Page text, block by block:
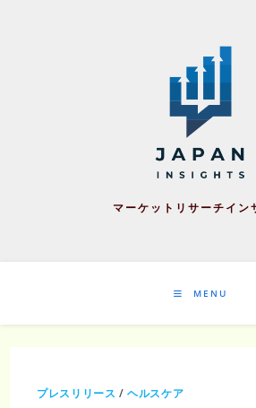
マーケットリサーチイン
MENU
プレスリリース /ヘルスケア